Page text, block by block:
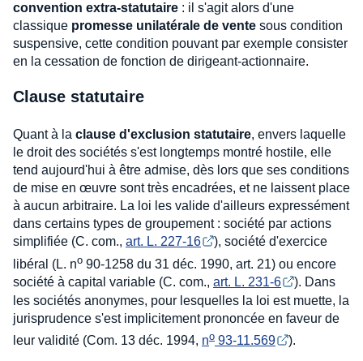
convention extra-statutaire : il s'agit alors d'une
classique promesse unilatérale de vente sous condition
suspensive, cette condition pouvant par exemple consister
en la cessation de fonction de dirigeant-actionnaire.
Clause statutaire
Quant à la clause d'exclusion statutaire, envers laquelle
le droit des sociétés s'est longtemps montré hostile, elle
tend aujourd'hui à être admise, dès lors que ses conditions
de mise en œuvre sont très encadrées, et ne laissent place
à aucun arbitraire. La loi les valide d'ailleurs expressément
dans certains types de groupement : société par actions
simplifiée (C. com., art. L. 227-16
), société d'exercice
libéral (L. no 90-1258 du 31 déc. 1990, art. 21) ou encore
société à capital variable (C. com., art. L. 231-6
). Dans
les sociétés anonymes, pour lesquelles la loi est muette, la
jurisprudence s'est implicitement prononcée en faveur de
leur validité (Com. 13 déc. 1994, no 93-11.569 ).